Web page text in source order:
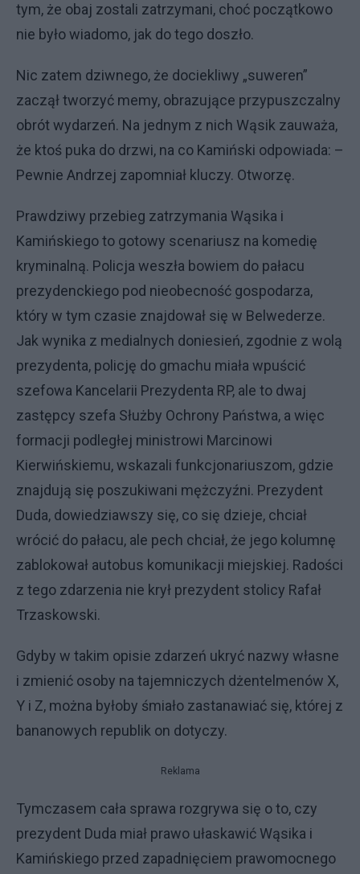
tym, że obaj zostali zatrzymani, choć początkowo
nie było wiadomo, jak do tego doszło.
Nic zatem dziwnego, że dociekliwy „suweren”
zaczął tworzyć memy, obrazujące przypuszczalny
obrót wydarzeń. Na jednym z nich Wąsik zauważa,
że ktoś puka do drzwi, na co Kamiński odpowiada: –
Pewnie Andrzej zapomniał kluczy. Otworzę.
Prawdziwy przebieg zatrzymania Wąsika i
Kamińskiego to gotowy scenariusz na komedię
kryminalną. Policja weszła bowiem do pałacu
prezydenckiego pod nieobecność gospodarza,
który w tym czasie znajdował się w Belwederze.
Jak wynika z medialnych doniesień, zgodnie z wolą
prezydenta, policję do gmachu miała wpuścić
szefowa Kancelarii Prezydenta RP, ale to dwaj
zastępcy szefa Służby Ochrony Państwa, a więc
formacji podległej ministrowi Marcinowi
Kierwińskiemu, wskazali funkcjonariuszom, gdzie
znajdują się poszukiwani mężczyźni. Prezydent
Duda, dowiedziawszy się, co się dzieje, chciał
wrócić do pałacu, ale pech chciał, że jego kolumnę
zablokował autobus komunikacji miejskiej. Radości
z tego zdarzenia nie krył prezydent stolicy Rafał
Trzaskowski.
Gdyby w takim opisie zdarzeń ukryć nazwy własne
i zmienić osoby na tajemniczych dżentelmenów X,
Y i Z, można byłoby śmiało zastanawiać się, której z
bananowych republik on dotyczy.
Reklama
Tymczasem cała sprawa rozgrywa się o to, czy
prezydent Duda miał prawo ułaskawić Wąsika i
Kamińskiego przed zapadnięciem prawomocnego